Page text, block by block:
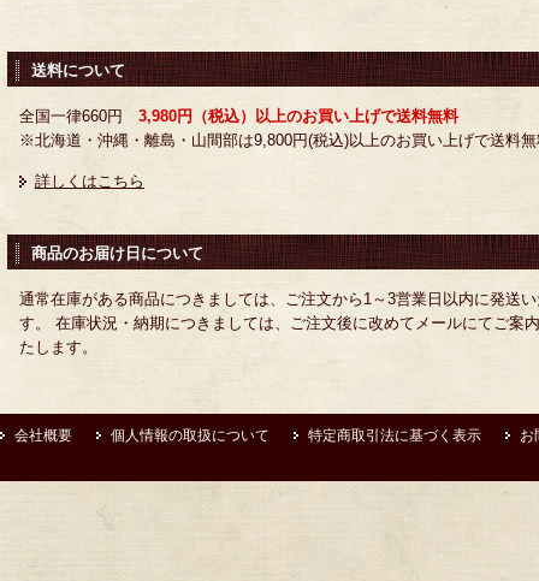
送料について
全国一律660円 3,980円（税込）以上のお買い上げで送料無料
※北海道・沖縄・離島・山間部は9,800円(税込)以上のお買い上げで送料
詳しくはこちら
商品のお届け日について
通常在庫がある商品につきましては、ご注文から1～3営業日以内に発送
す。 在庫状況・納期につきましては、ご注文後に改めてメールにてご案
たします。
会社概要 個人情報の取扱について 特定商取引法に基づく表示 お